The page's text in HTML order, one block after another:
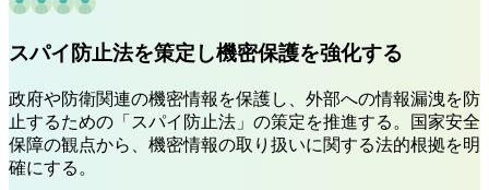
スパイ防止法を策定し機密保護を強化する
政府や防衛関連の機密情報を保護し、外部への情報漏洩を防
止するための「スパイ防止法」の策定を推進する。国家安全
保障の観点から、機密情報の取り扱いに関する法的根拠を明
確にする。